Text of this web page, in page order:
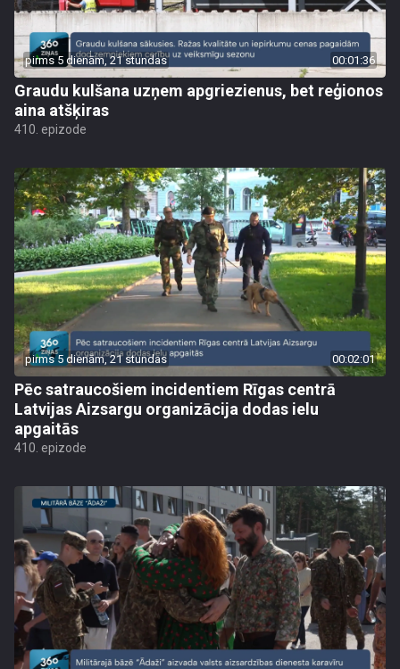
pirms 5 dienām, 21 stundas 00:01:36
Graudu kulšana uzņem apgriezienus, bet reģionos
aina atšķiras
410. epizode
pirms 5 dienām, 21 stundas 00:02:01
Pēc satraucošiem incidentiem Rīgas centrā
Latvijas Aizsargu organizācija dodas ielu
apgaitās
410. epizode